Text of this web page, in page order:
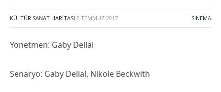
KÜLTÜR SANAT HARITASI 2 TEMMUZ 2017 SINEMA
Yönetmen: Gaby Dellal
Senaryo: Gaby Dellal, Nikole Beckwith